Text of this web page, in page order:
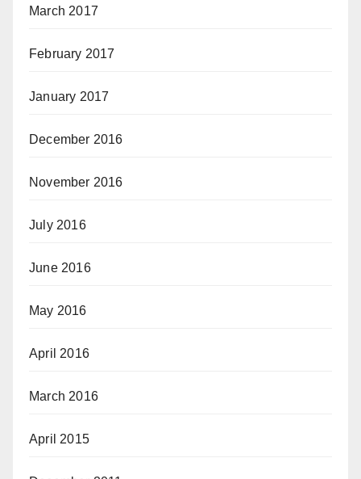
March 2017
February 2017
January 2017
December 2016
November 2016
July 2016
June 2016
May 2016
April 2016
March 2016
April 2015